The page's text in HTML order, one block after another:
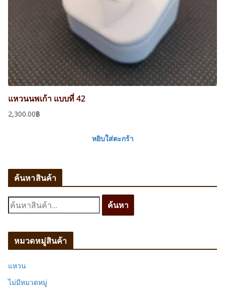
แหวนนพเก้า แบบที่ 42
2,300.00฿
หยิบใส่ตะกร้า
ค้นหาสินค้า
ค้
น
:
ค้นหา
หมวดหมู่สินค้า
แหวน
ไม่มีหมวดหมู่